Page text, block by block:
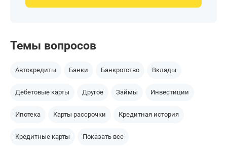
Темы вопросов
Автокредиты Банки Банкротство Вклады
Дебетовые карты Другое Займы Инвестиции
Ипотека Карты рассрочки Кредитная история
Кредитные карты Показать все